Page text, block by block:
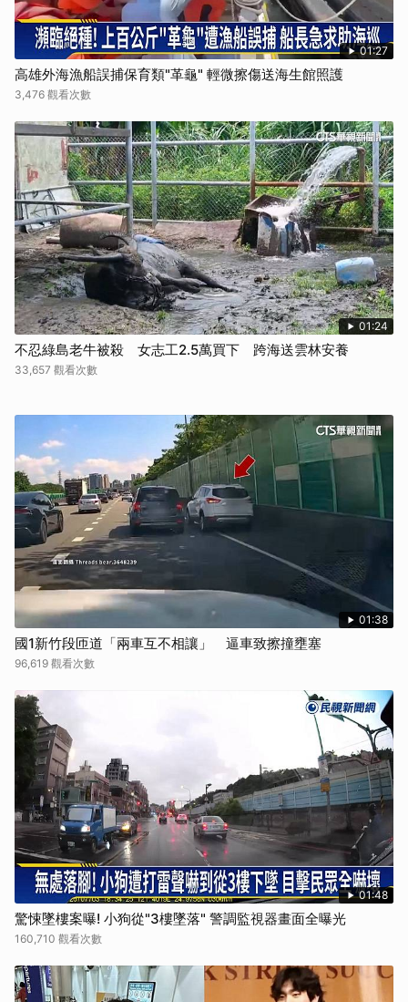
01:27
高雄外海漁船誤捕保育類"革龜" 輕微擦傷送海生館照護
3,476 觀看次數
01:24
不忍綠島老牛被殺 女志工2.5萬買下 跨海送雲林安養
33,657 觀看次數
01:38
國1新竹段匝道「兩車互不相讓」 逼車致擦撞壅塞
96,619 觀看次數
01:48
驚悚墜樓案曝! 小狗從"3樓墜落" 警調監視器畫面全曝光
160,710 觀看次數